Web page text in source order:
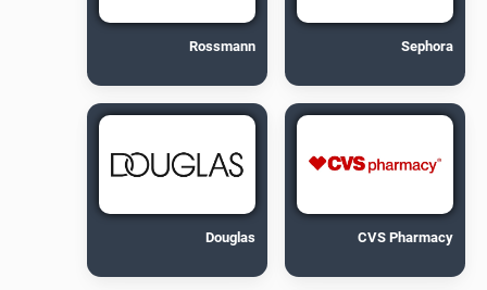
Sephora
Rossmann
CVS Pharmacy
Douglas